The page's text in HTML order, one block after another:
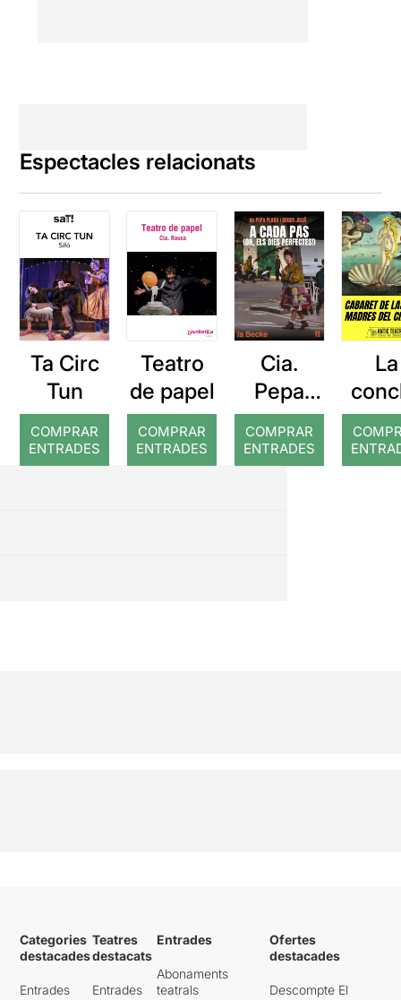
Espectacles relacionats
Ta Circ
Tun
COMPRAR
ENTRADES
Teatro
de papel
COMPRAR
ENTRADES
Cia.
Pepa
Plana: A
cada pas
COMPRAR
ENTRADES
La
de
Categories
destacades
Entrades
Teatres
destacats
Entrades
Entrades
Abonaments
teatrals
Ofertes
destacades
Descompte El